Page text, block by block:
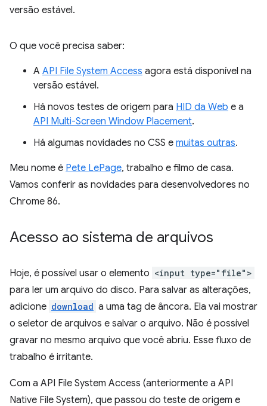
versão estável.
O que você precisa saber:
A API File System Access agora está disponível na
versão estável.
Há novos testes de origem para HID da Web e a
API Multi-Screen Window Placement.
Há algumas novidades no CSS e muitas outras.
Meu nome é Pete LePage, trabalho e filmo de casa.
Vamos conferir as novidades para desenvolvedores no
Chrome 86.
Acesso ao sistema de arquivos
Hoje, é possível usar o elemento <input type="file">
para ler um arquivo do disco. Para salvar as alterações,
adicione download a uma tag de âncora. Ela vai mostrar
o seletor de arquivos e salvar o arquivo. Não é possível
gravar no mesmo arquivo que você abriu. Esse fluxo de
trabalho é irritante.
Com a API File System Access (anteriormente a API
Native File System), que passou do teste de origem e